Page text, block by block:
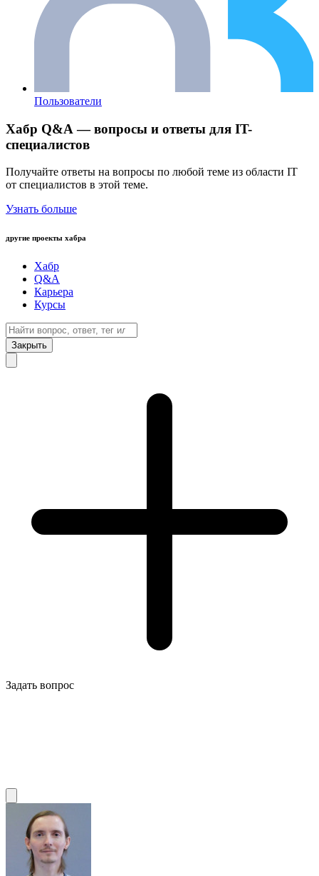
Пользователи
Хабр Q&A — вопросы и ответы для IT-
специалистов
Получайте ответы на вопросы по любой теме из области IT
от специалистов в этой теме.
Узнать больше
другие проекты хабра
Хабр
Q&A
Карьера
Курсы
Закрыть
Задать вопрос